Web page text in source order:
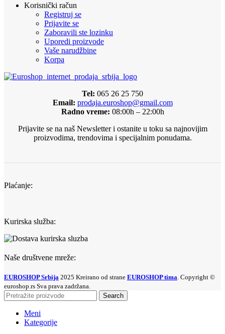
Korisnički račun
Registruj se
Prijavite se
Zaboravili ste lozinku
Uporedi proizvode
Vaše narudžbine
Korpa
Tel: 065 26 25 750
Email: prodaja.euroshop@gmail.com
Radno vreme: 08:00h – 22:00h
Prijavite se na naš Newsletter i ostanite u toku sa najnovijim
proizvodima, trendovima i specijalnim ponudama.
Plaćanje:
Kurirska služba:
Naše društvene mreže:
EUROSHOP Srbija 2025 Kreirano od strane EUROSHOP tima . Copyright ©
euroshop.rs Sva prava zadržana.
Search
Meni
Kategorije